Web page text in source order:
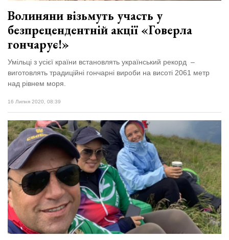
Волиняни візьмуть участь у
безпрецендентній акції «Говерла
гончарує!»
Умільці з усієї країни встановлять український рекорд –
виготовлять традиційні гончарні вироби на висоті 2061 метр
над рівнем моря.
16 Липня 2020, 08:39